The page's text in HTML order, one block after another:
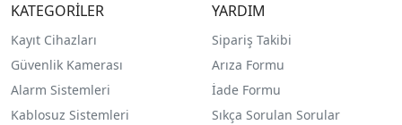
KATEGORİLER
Kayıt Cihazları
Güvenlik Kamerası
Alarm Sistemleri
Kablosuz Sistemleri
YARDIM
Sipariş Takibi
Arıza Formu
İade Formu
Sıkça Sorulan Sorular